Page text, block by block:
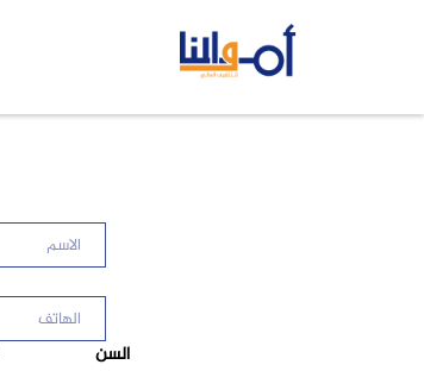
تخطى إلى المحتوى الرئيسي تجاوز [Cocoon] Form
السن